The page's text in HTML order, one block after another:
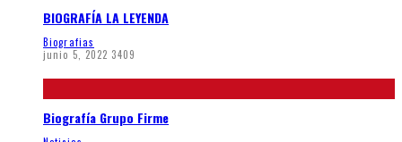
BIOGRAFÍA LA LEYENDA
Biografias
junio 5, 2022 3409
Biografía Grupo Firme